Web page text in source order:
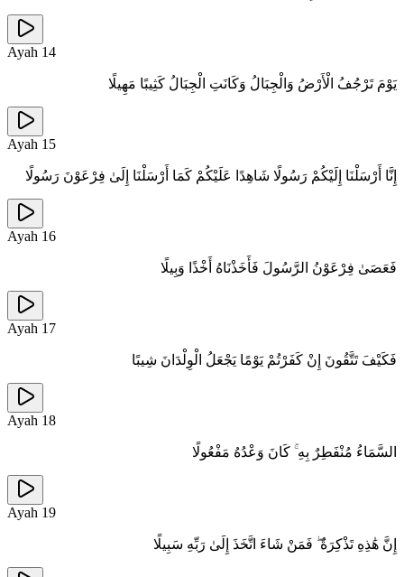
Ayah 14
يَوْمَ تَرْجُفُ الْأَرْضُ وَالْجِبَالُ وَكَانَتِ الْجِبَالُ كَثِيبًا مَهِيلًا
Ayah 15
إِنَّا أَرْسَلْنَا إِلَيْكُمْ رَسُولًا شَاهِدًا عَلَيْكُمْ كَمَا أَرْسَلْنَا إِلَىٰ فِرْعَوْنَ رَسُولًا
Ayah 16
فَعَصَىٰ فِرْعَوْنُ الرَّسُولَ فَأَخَذْنَاهُ أَخْذًا وَبِيلًا
Ayah 17
فَكَيْفَ تَتَّقُونَ إِنْ كَفَرْتُمْ يَوْمًا يَجْعَلُ الْوِلْدَانَ شِيبًا
Ayah 18
السَّمَاءُ مُنْفَطِرٌ بِهِ ۚ كَانَ وَعْدُهُ مَفْعُولًا
Ayah 19
إِنَّ هَٰذِهِ تَذْكِرَةٌ ۖ فَمَنْ شَاءَ اتَّخَذَ إِلَىٰ رَبِّهِ سَبِيلًا